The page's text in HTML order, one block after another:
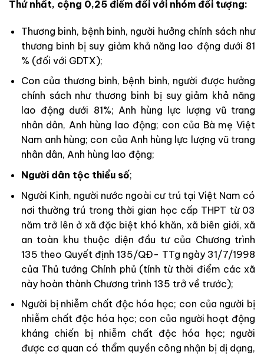
Thứ nhất, cộng 0,25 điểm đối với nhóm đối tượng:
Thương binh, bệnh binh, người hưởng chính sách như
thương binh bị suy giảm khả năng lao động dưới 81
% (đối với GDTX);
Con của thương binh, bệnh binh, người được hưởng
chính sách như thương binh bị suy giảm khả năng
lao động dưới 81%; Anh hùng lực lượng vũ trang
nhân dân, Anh hùng lao động; con của Bà mẹ Việt
Nam anh hùng; con của Anh hùng lực lượng vũ trang
nhân dân, Anh hùng lao động;
Người dân tộc thiểu số;
Người Kinh, người nước ngoài cư trú tại Việt Nam có
nơi thường trú trong thời gian học cấp THPT từ 03
năm trở lên ở xã đặc biệt khó khăn, xã biên giới, xã
an toàn khu thuộc diện đầu tư của Chương trình
135 theo Quyết định 135/QĐ- TTg ngày 31/7/1998
của Thủ tướng Chính phủ (tính từ thời điểm các xã
này hoàn thành Chương trình 135 trở về trước);
Người bị nhiễm chất độc hóa học; con của người bị
nhiễm chất độc hóa học; con của người hoạt động
kháng chiến bị nhiễm chất độc hóa học; người
được cơ quan có thẩm quyền công nhận bị dị dạng,